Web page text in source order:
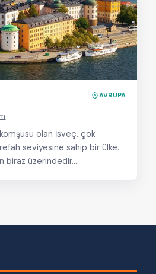
AVRUPA
olan İsveç, çok
seviyesine sahip bir ülke.
biraz üzerindedir.…